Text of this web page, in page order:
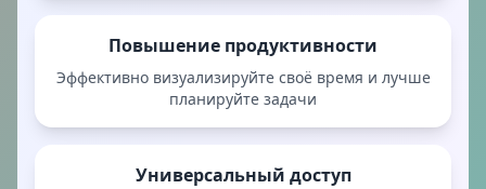
Повышение продуктивности
Эффективно визуализируйте своё время и лучше
планируйте задачи
Универсальный доступ